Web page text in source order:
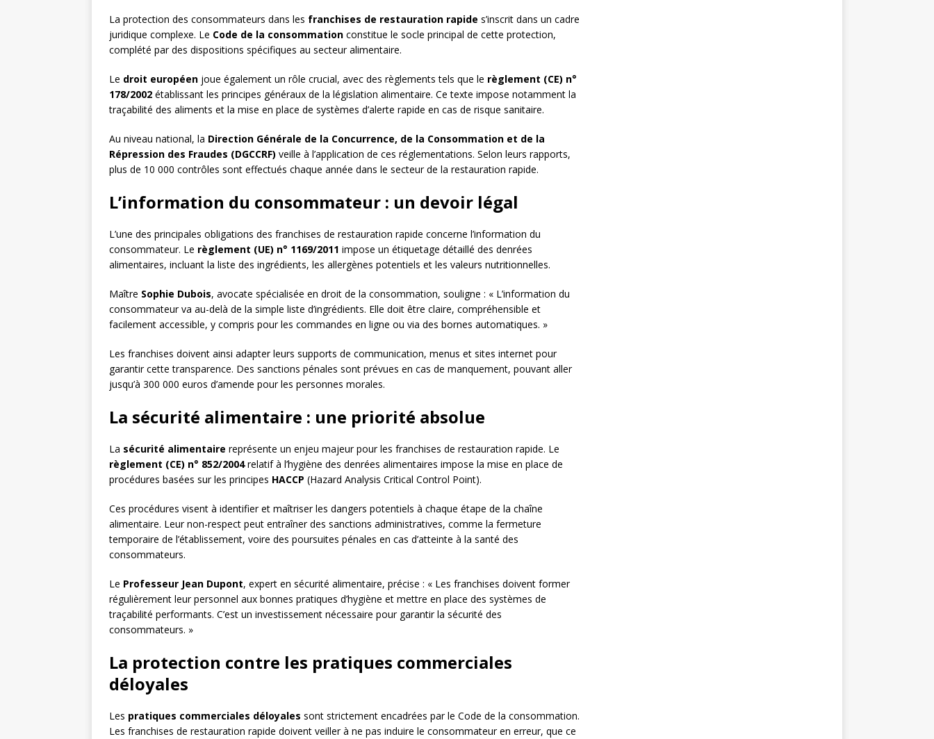
La protection des consommateurs dans les franchises de restauration rapide s’inscrit dans un cadre
juridique complexe. Le Code de la consommation constitue le socle principal de cette protection,
complété par des dispositions spécifiques au secteur alimentaire.
Le droit européen joue également un rôle crucial, avec des règlements tels que le règlement (CE) n°
178/2002 établissant les principes généraux de la législation alimentaire. Ce texte impose notamment la
traçabilité des aliments et la mise en place de systèmes d’alerte rapide en cas de risque sanitaire.
Au niveau national, la Direction Générale de la Concurrence, de la Consommation et de la
Répression des Fraudes (DGCCRF) veille à l’application de ces réglementations. Selon leurs rapports,
plus de 10 000 contrôles sont effectués chaque année dans le secteur de la restauration rapide.
L’information du consommateur : un devoir légal
L’une des principales obligations des franchises de restauration rapide concerne l’information du
consommateur. Le règlement (UE) n° 1169/2011 impose un étiquetage détaillé des denrées
alimentaires, incluant la liste des ingrédients, les allergènes potentiels et les valeurs nutritionnelles.
Maître Sophie Dubois, avocate spécialisée en droit de la consommation, souligne : « L’information du
consommateur va au-delà de la simple liste d’ingrédients. Elle doit être claire, compréhensible et
facilement accessible, y compris pour les commandes en ligne ou via des bornes automatiques. »
Les franchises doivent ainsi adapter leurs supports de communication, menus et sites internet pour
garantir cette transparence. Des sanctions pénales sont prévues en cas de manquement, pouvant aller
jusqu’à 300 000 euros d’amende pour les personnes morales.
La sécurité alimentaire : une priorité absolue
La sécurité alimentaire représente un enjeu majeur pour les franchises de restauration rapide. Le
règlement (CE) n° 852/2004relatif à l’hygiène des denrées alimentaires impose la mise en place de
procédures basées sur les principes HACCP (Hazard Analysis Critical Control Point).
Ces procédures visent à identifier et maîtriser les dangers potentiels à chaque étape de la chaîne
alimentaire. Leur non-respect peut entraîner des sanctions administratives, comme la fermeture
temporaire de l’établissement, voire des poursuites pénales en cas d’atteinte à la santé des
consommateurs.
Le Professeur Jean Dupont, expert en sécurité alimentaire, précise : « Les franchises doivent former
régulièrement leur personnel aux bonnes pratiques d’hygiène et mettre en place des systèmes de
traçabilité performants. C’est un investissement nécessaire pour garantir la sécurité des
consommateurs. »
La protection contre les pratiques commerciales
déloyales
Les pratiques commerciales déloyales sont strictement encadrées par le Code de la consommation.
Les franchises de restauration rapide doivent veiller à ne pas induire le consommateur en erreur, que ce